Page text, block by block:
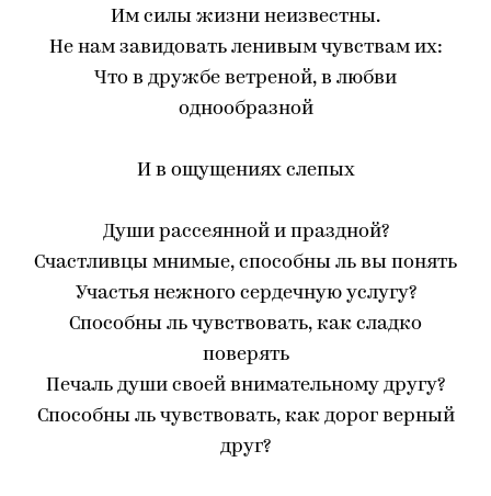
Им силы жизни неизвестны.
Не нам завидовать ленивым чувствам их:
Что в дружбе ветреной, в любви
однообразной
И в ощущениях слепых
Души рассеянной и праздной?
Счастливцы мнимые, способны ль вы понять
Участья нежного сердечную услугу?
Способны ль чувствовать, как сладко
поверять
Печаль души своей внимательному другу?
Способны ль чувствовать, как дорог верный
друг?